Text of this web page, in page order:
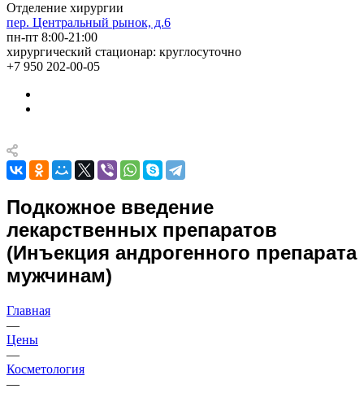
Отделение хирургии
пер. Центральный рынок, д.6
пн-пт 8:00-21:00
хирургический стационар: круглосуточно
+7 950 202-00-05
Подкожное введение
лекарственных препаратов
(Инъекция андрогенного препарата
мужчинам)
Главная
—
Цены
—
Косметология
—